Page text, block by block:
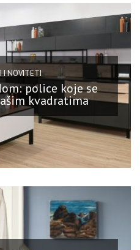
I NOVITETI
police koje se
kvadratima